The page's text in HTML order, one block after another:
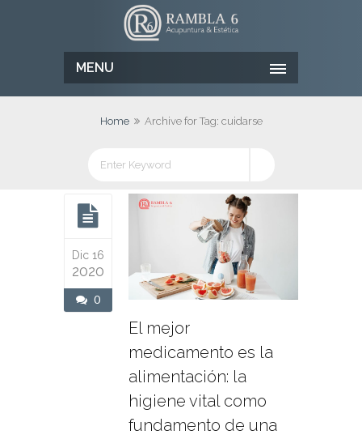
MENU
Home Archive for Tag: cuidarse
Dic 16
2020
0
El mejor
medicamento es la
alimentación: la
higiene vital como
fundamento de una